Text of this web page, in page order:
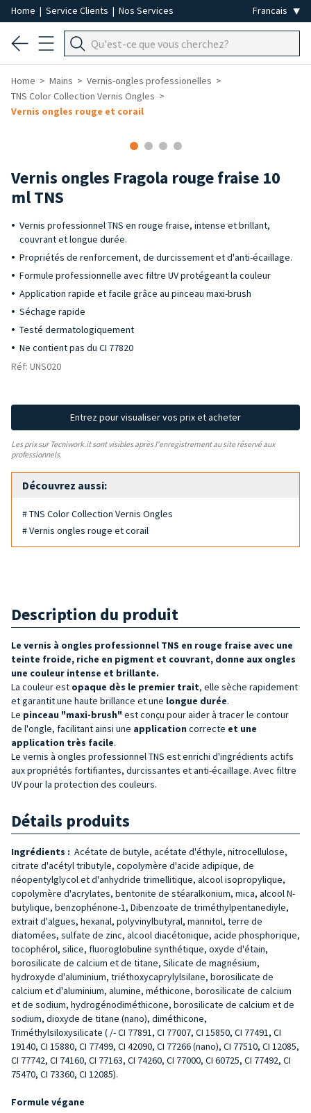
Home | Service Clients | Nos Services
Home Mains
Vernis-ongles professionelles
TNS Color Collection Vernis Ongles
Vernis ongles rouge et corail
Vernis ongles Fragola rouge fraise 10
ml TNS
Vernis professionnel TNS en rouge fraise, intense et brillant,
couvrant et longue durée.
Propriétés de renforcement, de durcissement et d'anti-écaillage.
Formule professionnelle avec filtre UV protégeant la couleur
Application rapide et facile grâce au pinceau maxi-brush
Séchage rapide
Testé dermatologiquement
Ne contient pas du CI 77820
Réf: UNS020
Entrez pour visualiser vos prix et acheter
Les prix sur Tecniwork.it sont visibles après l'enregistrement au site réservé aux
professionnels.
Découvrez aussi:
# TNS Color Collection Vernis Ongles
# Vernis ongles rouge et corail
Description du produit
Le vernis à ongles professionnel TNS en rouge fraise avec une
teinte froide, riche en pigment et couvrant, donne aux ongles
une couleur intense et brillante.
La couleur est opaque dès le premier trait, elle sèche rapidement
et garantit une haute brillance et une longue durée.
Le pinceau "maxi-brush" est conçu pour aider à tracer le contour
de l'ongle, facilitant ainsi une application correcte et une
application très facile.
Le vernis à ongles professionnel TNS est enrichi d'ingrédients actifs
aux propriétés fortifiantes, durcissantes et anti-écaillage. Avec filtre
UV pour la protection des couleurs.
Détails produits
Ingrédients : Acétate de butyle, acétate d'éthyle, nitrocellulose,
citrate d'acétyl tributyle, copolymère d'acide adipique, de
néopentylglycol et d'anhydride trimellitique, alcool isopropylique,
copolymère d'acrylates, bentonite de stéaralkonium, mica, alcool N-
butylique, benzophénone-1, Dibenzoate de triméthylpentanediyle,
extrait d'algues, hexanal, polyvinylbutyral, mannitol, terre de
diatomées, sulfate de zinc, alcool diacétonique, acide phosphorique,
tocophérol, silice, fluoroglobuline synthétique, oxyde d'étain,
borosilicate de calcium et de titane, Silicate de magnésium,
hydroxyde d'aluminium, triéthoxycaprylylsilane, borosilicate de
calcium et d'aluminium, alumine, méthicone, borosilicate de calcium
et de sodium, hydrogénodiméthicone, borosilicate de calcium et de
sodium, dioxyde de titane (nano), diméthicone,
Triméthylsiloxysilicate ( /- CI 77891, CI 77007, CI 15850, CI 77491, CI
19140, CI 15880, CI 77499, CI 42090, CI 77266 (nano), CI 77510, CI 12085,
CI 77742, CI 74160, CI 77163, CI 74260, CI 77000, CI 60725, CI 77492, CI
75470, CI 73360, CI 12085).
Formule végane